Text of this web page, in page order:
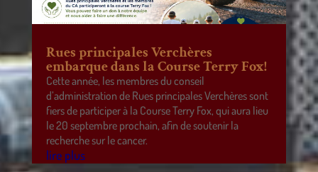
Rues principales Verchères
embarque dans la Course Terry Fox!
Cette année, les membres du conseil
d’administration de Rues principales Verchères sont
fiers de participer à la Course Terry Fox, qui aura lieu
le 20 septembre prochain, afin de soutenir la
recherche sur le cancer.
lire plus